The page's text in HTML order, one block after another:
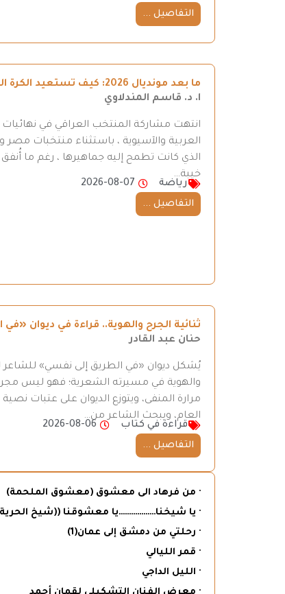
التفاصيل ...
ما بعد مونديال 2026: كيف تستعيد الكرة العراقية طريقها إلى المنافسة
ا. د. قاسم المندلاوي
العربية والآسيوية ، باستثناء منتخبات مصر
الذي كانت تطمح إليه جماهيرها ، رغم ما أُنفق
خيبة…
رياضة
2026-08-07
التفاصيل ...
ثنائية الجرح والهوية.. قراءة في ديوان
حنان عبد القادر
يُشكل ديوان «في الطريق إلى نفسي» للشاعر
والهوية في مسيرته الشعرية؛ فهو ليس
مرارة المنفى، ويتوزع الديوان على عتبات
العام، ويبحث الشاعر من…
قراءة في كتاب
2026-08-06
التفاصيل ...
· من فرهاد الى معشوق (معشوق الملحمة)
· يا شيخنا………………يا معشوقنا ((شيخ
· رحلتي من دمشق إلى عمان(1)
· قمر الليالي
· الليل الداجي